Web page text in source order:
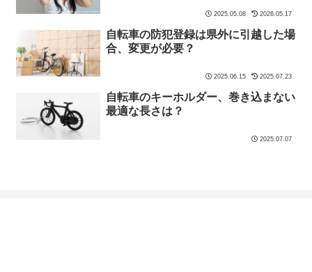
2025.05.08 2026.05.17
自転車の防犯登録は県外に引越した場
合、変更が必要？
2025.06.15 2025.07.23
自転車のキーホルダー、巻き込まない
最適な長さは？
2025.07.07